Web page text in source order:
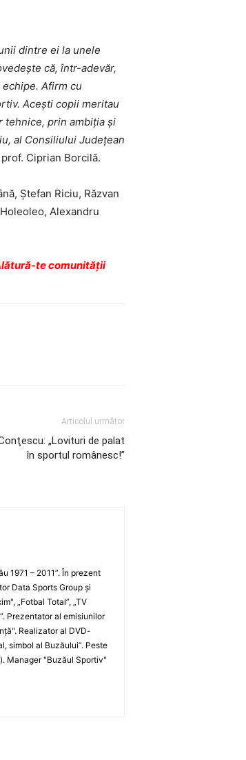
dintre ei la unele
că, într-adevăr,
Afirm cu
Acești copii meri­tau
tehnice, prin ambiția și
al Consiliului Județean
Ciprian Borcilă.
Ștefan Riciu, Răzvan
Alexandru
te comunității
Articolul următor
„Lovituri de palat
în sportul românesc!”
1971 – 2011”. În prezent
Data Sports Group şi
„Fotbal Total”, „TV
Prezentator al emisiunilor
Realizator al DVD-
simbol al Buzăului”. Peste
Manager "Buzăul Sportiv"